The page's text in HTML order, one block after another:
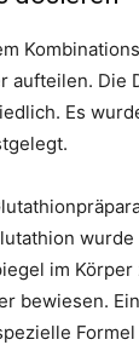
aufteilen. Die
Es
im Körper
bewiesen.
Formel